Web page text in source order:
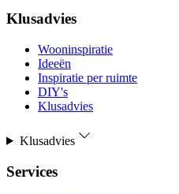
Klusadvies
Wooninspiratie
Ideeën
Inspiratie per ruimte
DIY's
Klusadvies
Klusadvies
Services